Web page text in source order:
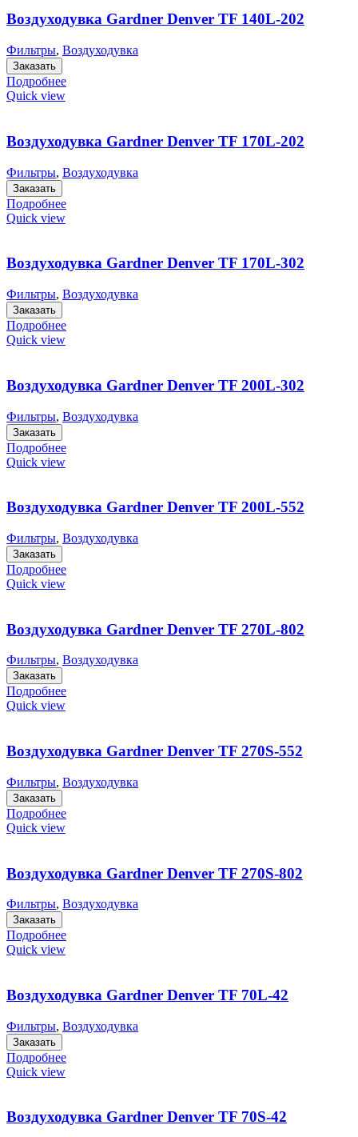
Воздуходувка Gardner Denver TF 140L-202
Фильтры, Воздуходувка
Заказать
Подробнее
Quick view
Воздуходувка Gardner Denver TF 170L-202
Фильтры, Воздуходувка
Заказать
Подробнее
Quick view
Воздуходувка Gardner Denver TF 170L-302
Фильтры, Воздуходувка
Заказать
Подробнее
Quick view
Воздуходувка Gardner Denver TF 200L-302
Фильтры, Воздуходувка
Заказать
Подробнее
Quick view
Воздуходувка Gardner Denver TF 200L-552
Фильтры, Воздуходувка
Заказать
Подробнее
Quick view
Воздуходувка Gardner Denver TF 270L-802
Фильтры, Воздуходувка
Заказать
Подробнее
Quick view
Воздуходувка Gardner Denver TF 270S-552
Фильтры, Воздуходувка
Заказать
Подробнее
Quick view
Воздуходувка Gardner Denver TF 270S-802
Фильтры, Воздуходувка
Заказать
Подробнее
Quick view
Воздуходувка Gardner Denver TF 70L-42
Фильтры, Воздуходувка
Заказать
Подробнее
Quick view
Воздуходувка Gardner Denver TF 70S-42